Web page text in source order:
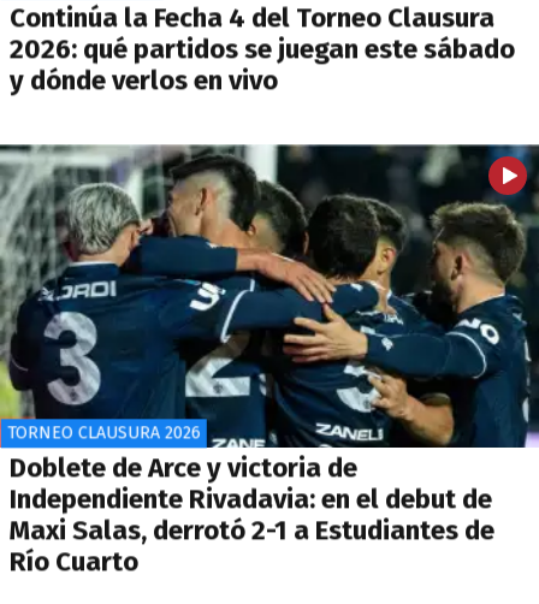
Continúa la Fecha 4 del Torneo Clausura
2026: qué partidos se juegan este sábado
y dónde verlos en vivo
TORNEO CLAUSURA 2026
Doblete de Arce y victoria de
Independiente Rivadavia: en el debut de
Maxi Salas, derrotó 2-1 a Estudiantes de
Río Cuarto